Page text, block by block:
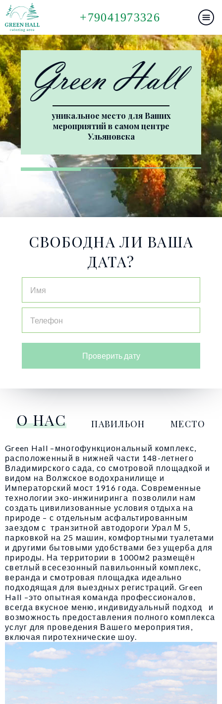
+79041973326
уникальное место для Ваших
мероприятий в самом центре
Ульяновска
СВОБОДНА ЛИ ВАША
ДАТА?
Проверить дату
О НАС ПАВИЛЬОН МЕСТО
Green Hall –многофункциональный комплекс,
расположенный в нижней части 148-летнего
Владимирского сада, со смотровой площадкой и
видом на Волжское водохранилище и
Императорский мост 1916 года. Современные
технологии эко-инжиниринга позволили нам
создать цивилизованные условия отдыха на
природе – с отдельным асфальтированным
заездом с транзитной автодороги Урал М 5,
парковкой на 25 машин, комфортными туалетами
и другими бытовыми удобствами без ущерба для
природы. На территории в 1000м2 размещён
светлый всесезонный павильонный комплекс,
веранда и смотровая площадка идеально
подходящая для выездных регистраций. Green
Hall –это опытная команда профессионалов,
всегда вкусное меню, индивидуальный подход и
возможность предоставления полного комплекса
услуг для проведения Вашего мероприятия,
включая пиротехнические шоу.